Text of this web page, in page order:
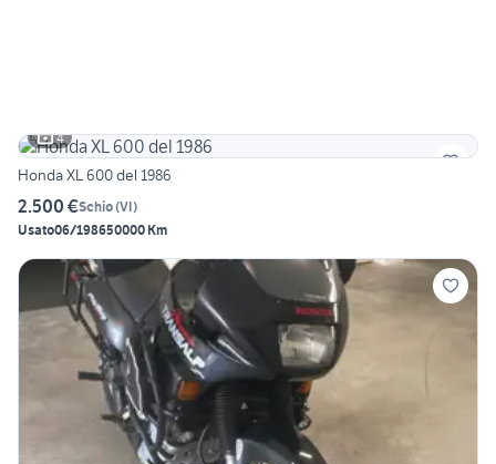
4
Honda XL 600 del 1986
2.500 €Schio(VI)
Usato06/198650000 Km